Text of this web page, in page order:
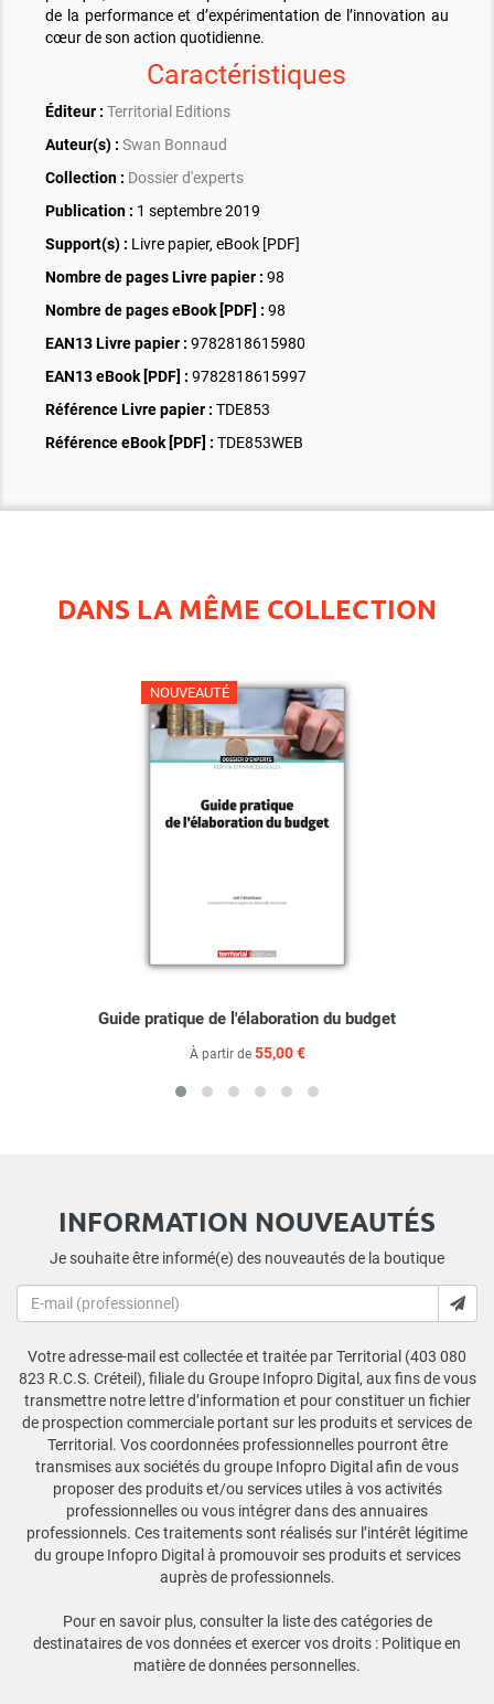
de la performance et d’expérimentation de l’innovation au
cœur de son action quotidienne.
Caractéristiques
Éditeur : Territorial Editions
Auteur(s) : Swan Bonnaud
Collection : Dossier d'experts
Publication : 1 septembre 2019
Support(s) : Livre papier, eBook [PDF]
Nombre de pages Livre papier : 98
Nombre de pages eBook [PDF] : 98
EAN13 Livre papier : 9782818615980
EAN13 eBook [PDF] : 9782818615997
Référence Livre papier : TDE853
Référence eBook [PDF] : TDE853WEB
DANS LA MÊME COLLECTION
NOUVEAUTÉ
Guide pratique de l'élaboration du budget
À partir de 55,00 €
INFORMATION NOUVEAUTÉS
Je souhaite être informé(e) des nouveautés de la boutique
Votre adresse-mail est collectée et traitée par Territorial (403 080
823 R.C.S. Créteil), filiale du Groupe Infopro Digital, aux fins de vous
transmettre notre lettre d’information et pour constituer un fichier
de prospection commerciale portant sur les produits et services de
Territorial. Vos coordonnées professionnelles pourront être
transmises aux sociétés du groupe Infopro Digital afin de vous
proposer des produits et/ou services utiles à vos activités
professionnelles ou vous intégrer dans des annuaires
professionnels. Ces traitements sont réalisés sur l’intérêt légitime
du groupe Infopro Digital à promouvoir ses produits et services
auprès de professionnels.
Pour en savoir plus, consulter la liste des catégories de
destinataires de vos données et exercer vos droits : Politique en
matière de données personnelles.